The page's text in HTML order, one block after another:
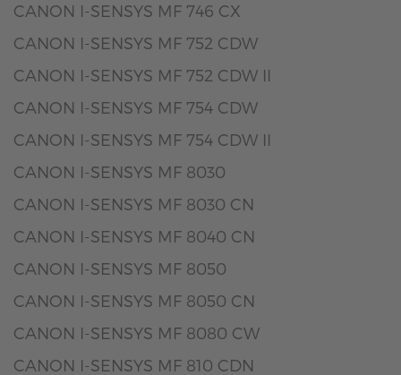
CANON I-SENSYS MF 746 CX
CANON I-SENSYS MF 752 CDW
CANON I-SENSYS MF 752 CDW II
CANON I-SENSYS MF 754 CDW
CANON I-SENSYS MF 754 CDW II
CANON I-SENSYS MF 8030
CANON I-SENSYS MF 8030 CN
CANON I-SENSYS MF 8040 CN
CANON I-SENSYS MF 8050
CANON I-SENSYS MF 8050 CN
CANON I-SENSYS MF 8080 CW
CANON I-SENSYS MF 810 CDN